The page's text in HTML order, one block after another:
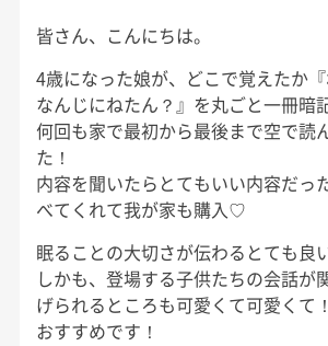
皆さん、こんにちは。
4歳になった娘が、どこで覚えたか
なんじにねたん？』を丸ごと一冊暗
何回も家で最初から最後まで空で読
た！
内容を聞いたらとてもいい内容だっ
べてくれて我が家も購入♡
眠ることの大切さが伝わるとても良
しかも、登場する子供たちの会話が
げられるところも可愛くて可愛くて！
おすすめです！